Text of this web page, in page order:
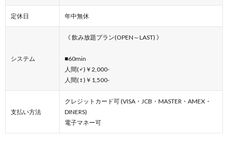
定休日 年中無休
システム
《 飲み放題プラン(OPEN～LAST) 》
■60min
人間(♂)￥2,000-
人間(♀)￥1,500-
支払い方法
クレジットカード可 (VISA・JCB・MASTER・AMEX・
DINERS)
電子マネー可